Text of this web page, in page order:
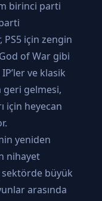
birinci parti
PS5 için zengin
of War gibi
ve klasik
gelmesi,
için heyecan
yeniden
nihayet
büyük
arasında